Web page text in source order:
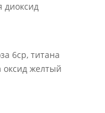
диоксид
6cр, титана
оксид желтый